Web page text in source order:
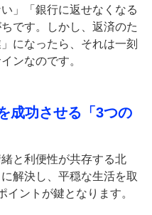
」「銀行に返せなくなる
です。しかし、返済のた
になったら、それは一刻
ンなのです。
成功させる「3つの
と利便性が共存する北
解決し、平穏な生活を取
イントが鍵となります。